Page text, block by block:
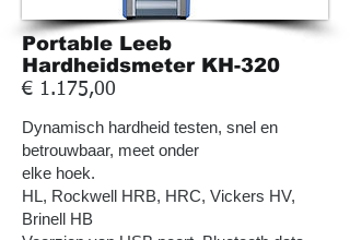
Portable Leeb
Hardheidsmeter KH-320
€ 1.175,00
Dynamisch hardheid testen, snel en
betrouwbaar, meet onder
elke hoek.
HL, Rockwell HRB, HRC, Vickers HV,
Brinell HB